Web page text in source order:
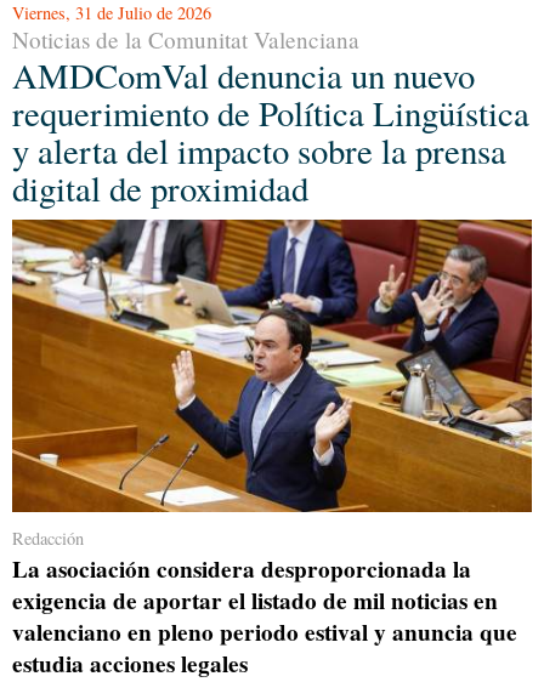
Viernes, 31 de Julio de 2026
Noticias de la Comunitat Valenciana
AMDComVal denuncia un nuevo
requerimiento de Política Lingüística
y alerta del impacto sobre la prensa
digital de proximidad
Redacción
La asociación considera desproporcionada la
exigencia de aportar el listado de mil noticias en
valenciano en pleno periodo estival y anuncia que
estudia acciones legales